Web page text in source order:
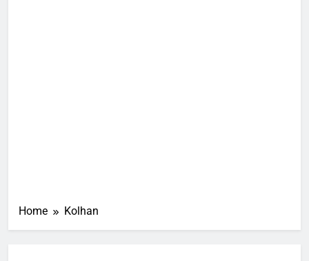
Home Kolhan